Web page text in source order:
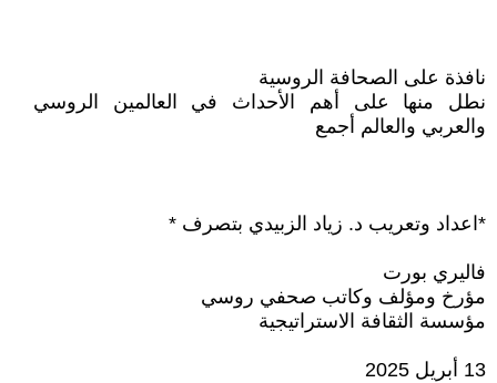
نافذة على الصحافة الروسية
نطل منها على أهم الأحداث في العالمين الروسي
والعربي والعالم أجمع
*اعداد وتعريب د. زياد الزبيدي بتصرف *
فاليري بورت
مؤرخ ومؤلف وكاتب صحفي روسي
مؤسسة الثقافة الاستراتيجية
13 أبريل 2025